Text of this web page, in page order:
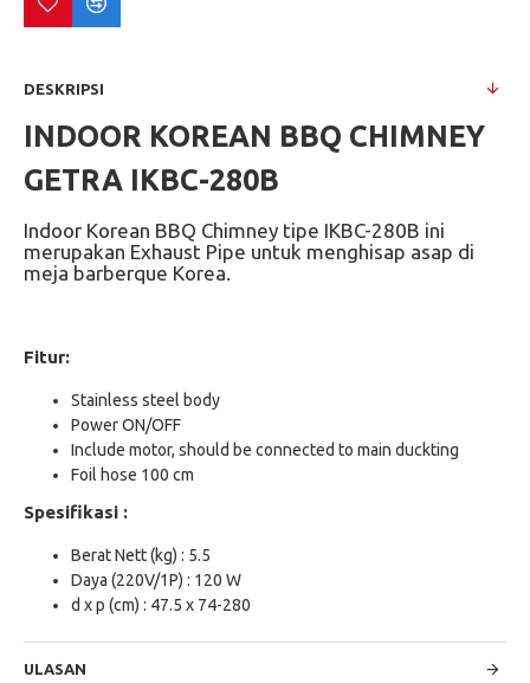
DESKRIPSI
INDOOR KOREAN BBQ CHIMNEY
GETRA IKBC-280B
Indoor Korean BBQ Chimney tipe IKBC-280B ini
merupakan Exhaust Pipe untuk menghisap asap di
meja barberque Korea.
Fitur:
Stainless steel body
Power ON/OFF
Include motor, should be connected to main duckting
Foil hose 100 cm
Spesifikasi :
Berat Nett (kg) : 5.5
Daya (220V/1P) : 120 W
d x p (cm) : 47.5 x 74-280
ULASAN